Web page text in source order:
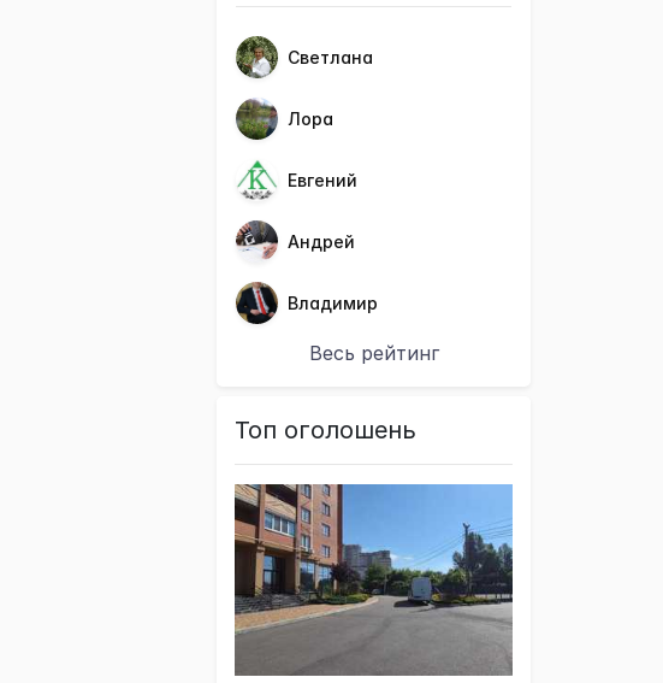
Светлана
Лора
Евгений
Андрей
Владимир
Весь рейтинг
Топ оголошень